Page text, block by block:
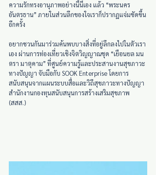
ความรักทรงอานุภาพอย่างนี้นี่เอง แล้ว “พระนคร
อันตรธาน” ภายในส่วนลึกของใจเราก็ปรากฏแจ่มชัดขึ้น
อีกครั้ง
อยากชวนกันมาร่วมค้นพบบางสิ่งที่อยู่ลึกลงไปในตัวเรา
เอง ผ่านการท่องเที่ยวเชิงจิตวิญญาณชุด “เยือนยล มน
ตรา มาตุคาม” ที่ศูนย์ความรู้และประสานงานสุขภาวะ
ทางปัญญา จับมือกับ SOOK Enterprise โดยการ
สนับสนุนจากแผนระบบสื่อและวิถีสุขภาวะทางปัญญา
สำนักงานกองทุนสนับสนุนการสร้างเสริมสุขภาพ
(สสส.)